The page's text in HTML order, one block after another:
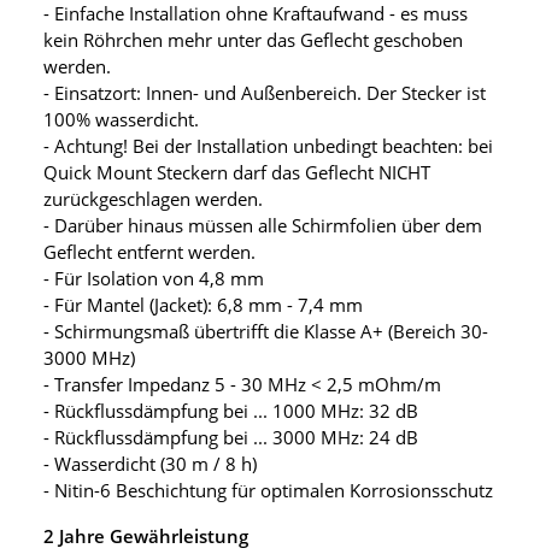
- Einfache Installation ohne Kraftaufwand - es muss
kein Röhrchen mehr unter das Geflecht geschoben
werden.
- Einsatzort: Innen- und Außenbereich. Der Stecker ist
100% wasserdicht.
- Achtung! Bei der Installation unbedingt beachten: bei
Quick Mount Steckern darf das Geflecht NICHT
zurückgeschlagen werden.
- Darüber hinaus müssen alle Schirmfolien über dem
Geflecht entfernt werden.
- Für Isolation von 4,8 mm
- Für Mantel (Jacket): 6,8 mm - 7,4 mm
- Schirmungsmaß übertrifft die Klasse A+ (Bereich 30-
3000 MHz)
- Transfer Impedanz 5 - 30 MHz < 2,5 mOhm/m
- Rückflussdämpfung bei ... 1000 MHz: 32 dB
- Rückflussdämpfung bei ... 3000 MHz: 24 dB
- Wasserdicht (30 m / 8 h)
- Nitin-6 Beschichtung für optimalen Korrosionsschutz
2 Jahre Gewährleistung